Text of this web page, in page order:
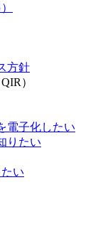
方針
）
電子化したい
りたい
い